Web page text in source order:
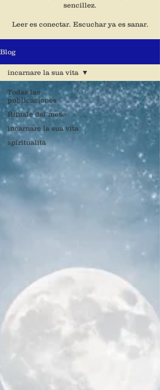
sencillez.
Leer es conectar. Escuchar ya es sanar.
Blog
Todas las
publicaciones
Rituale del mese
incarnare la sua vita
spiritualità
incarnare la sua vita